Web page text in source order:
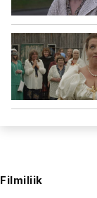
Filmiliik